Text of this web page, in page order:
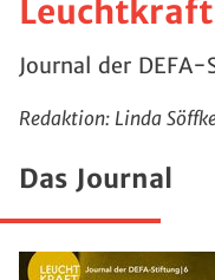
Journal der
Redaktion: Linda
Das Journal